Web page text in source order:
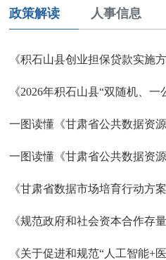
政策解读 人事信息